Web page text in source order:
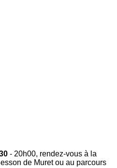
- 20h00, rendez-vous à la
de Muret ou au parcours